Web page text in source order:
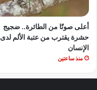
أعلى صوتًا من الطائرة.. ضجيج
حشرة يقترب من عتبة الألم لدى
الإنسان
منذ ساعتين